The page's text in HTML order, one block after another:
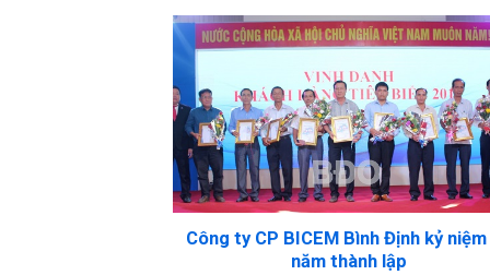
Công ty CP BICEM Bình Định kỷ
năm thành lập